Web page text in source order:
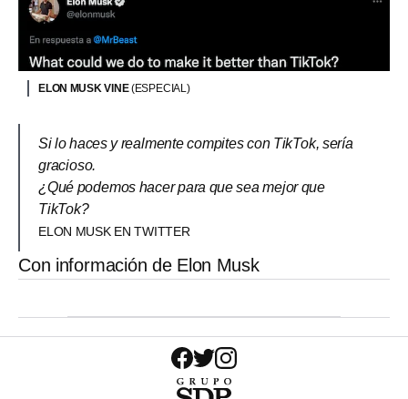
ELON MUSK VINE(ESPECIAL)
Si lo haces y realmente compites con TikTok, sería
gracioso.
¿Qué podemos hacer para que sea mejor que
TikTok?
ELON MUSK EN TWITTER
Con información de Elon Musk